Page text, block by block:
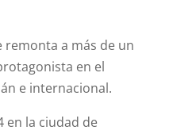
remonta a más de un
en el
e internacional.
en la ciudad de